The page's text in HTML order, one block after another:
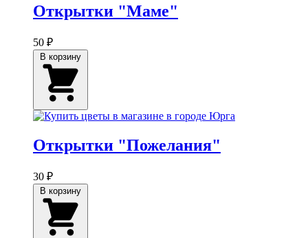
Открытки "Маме"
50 ₽
Открытки "Пожелания"
30 ₽